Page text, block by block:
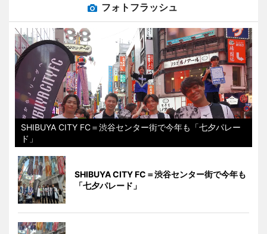
フォトフラッシュ
SHIBUYA CITY FC＝渋谷センター街で今年も「七夕パレー
ド」
SHIBUYA CITY FC＝渋谷センター街で今年も
「七夕パレード」